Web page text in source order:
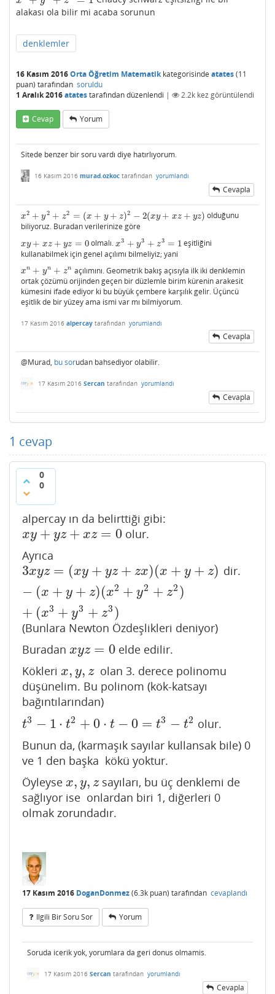
alakası ola bilir mi acaba sorunun
denklemler
16 Kasım 2016Orta Öğretim Matematikkategorisinde atates(11
puan) tarafından soruldu
1 Aralık 2016atatestarafındandüzenlendi | 2.2k kez görüntülendi
Cevap Yorum
Sitede benzer bir soru vardı diye hatırlıyorum.
16 Kasım 2016 murad.ozkoc tarafından yorumlandı
Cevapla
x2 + y2 + z2 = (x + y + z)2 − 2(xy + xz + yz)
x2+y2 +z2=( x+y +z 2−2(x y+xz +yz)
olduğunu
biliyoruz. Buradan verilerinize göre
xy + xz + yz = 0
xy+xz +yz=0 olmalı.x3 + y3 + z3 = 1
x3+y3 +z3=1
eşitliğini
kullanabilmek için genel açılımı bilmeliyiz; yani
xn + yn + zn
xn+ yn +zn
açılımını. Geometrik bakış açısıyla ilk iki denklemin
ortak çözümü orijinden geçen bir düzlemle birim kürenin arakesit
kümesini ifade ediyor ki bu büyük çembere karşılık gelir. Üçüncü
eşitlik de bir yüzey ama ismi var mı bilmiyorum.
17 Kasım 2016 alpercay tarafından yorumlandı
Cevapla
@Murad, bu sorudan bahsediyor olabilir.
17 Kasım 2016 Sercan tarafından yorumlandı
Cevapla
1 cevap
0
0
alpercay ın da belirttiği gibi:
xy + yz + xz = 0
xy+ yz +xz=0
olur.
Ayrıca
3xyz = (xy + yz + zx)(x + y + z)
− (x + y + z)(x2 + y2 + z2 )
+ (x3 + y3 + z3 )
3xyz= xy +yz+z x)( x+y +z −(x+y+ z)(x 2+y2 +z 2)+(x
dir.
(Bunlara Newton Özdeşlikleri deniyor)
Buradan xyz = 0
xyz= 0
elde edilir.
Kökleri x, y, z
x,y ,z
olan 3. derece polinomu
düşünelim. Bu polinom (kök-katsayı
bağıntılarından)
t3 − 1 ⋅ t2 + 0 ⋅ t − 0 = t3 − t2
t3 −1⋅ t2 + 0⋅t −0 =t3−t 2
olur.
Bunun da, (karmaşık sayılar kullansak bile) 0
ve 1 den başka kökü yoktur.
Öyleyse x, y, z
x,y ,z
sayıları, bu üç denklemi de
sağlıyor ise onlardan biri 1, diğerleri 0
olmak zorundadır.
17 Kasım 2016 DoganDonmez(6.3k puan) tarafından cevaplandı
Ilgili Bir Soru Sor Yorum
Soruda icerik yok, yorumlara da geri donus olmamis.
17 Kasım 2016 Sercan tarafından yorumlandı
Cevapla